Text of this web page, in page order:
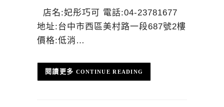
店名:妃彤巧可 電話:04-23781677
地址:台中市西區美村路一段687號2樓
價格:低消…
CONTINUE READING